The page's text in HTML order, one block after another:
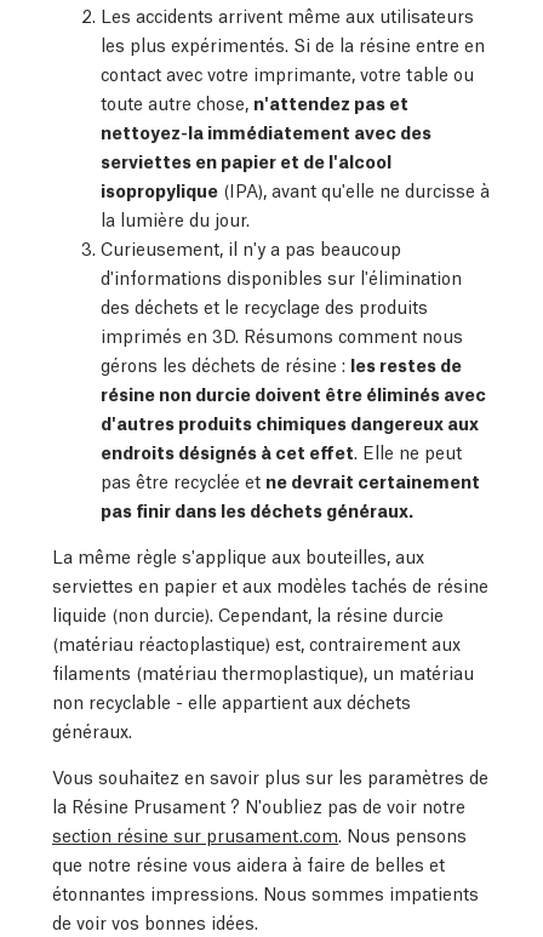
Les accidents arrivent même aux utilisateurs
les plus expérimentés. Si de la résine entre en
contact avec votre imprimante, votre table ou
toute autre chose, n'attendez pas et
nettoyez-la immédiatement avec des
serviettes en papier et de l'alcool
isopropylique (IPA), avant qu'elle ne durcisse à
la lumière du jour.
Curieusement, il n'y a pas beaucoup
d'informations disponibles sur l'élimination
des déchets et le recyclage des produits
imprimés en 3D. Résumons comment nous
gérons les déchets de résine : les restes de
résine non durcie doivent être éliminés avec
d'autres produits chimiques dangereux aux
endroits désignés à cet effet . Elle ne peut
pas être recyclée et ne devrait certainement
pas finir dans les déchets généraux.
La même règle s'applique aux bouteilles, aux
serviettes en papier et aux modèles tachés de résine
liquide (non durcie). Cependant, la résine durcie
(matériau réactoplastique) est, contrairement aux
filaments (matériau thermoplastique), un matériau
non recyclable - elle appartient aux déchets
généraux.
Vous souhaitez en savoir plus sur les paramètres de
la Résine Prusament ? N'oubliez pas de voir notre
section résine sur prusament.com . Nous pensons
que notre résine vous aidera à faire de belles et
étonnantes impressions. Nous sommes impatients
de voir vos bonnes idées.